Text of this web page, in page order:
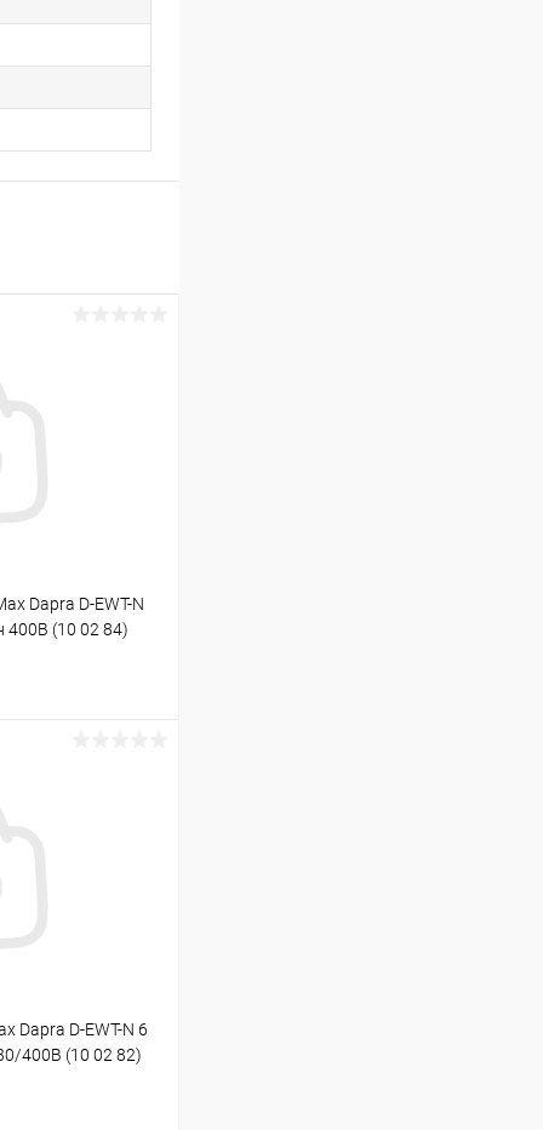
Dapra D-EWT-N
400В (10 02 84)
Dapra D-EWT-N 6
400В (10 02 82)